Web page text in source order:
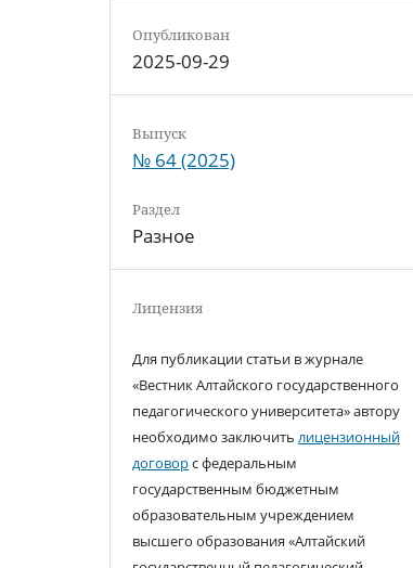
Опубликован
2025-09-29
Выпуск
№ 64 (2025)
Раздел
Разное
Лицензия
Для публикации статьи в журнале
«Вестник Алтайского государственного
педагогического университета» автору
необходимо заключитьлицензионный
договорс федеральным
государственным бюджетным
образовательным учреждением
высшего образования «Алтайский